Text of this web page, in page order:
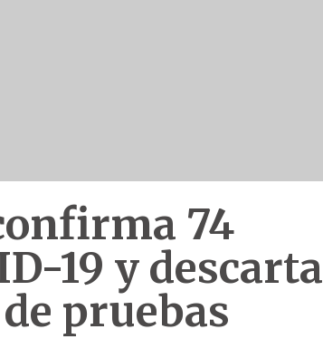
74
19 y descarta
pruebas